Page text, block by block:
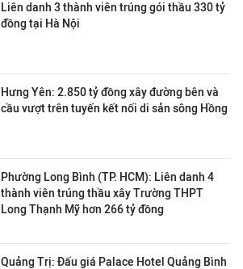
Liên danh 3 thành viên trúng gói thầu 330 tỷ
đồng tại Hà Nội
Hưng Yên: 2.850 tỷ đồng xây đường bên và
cầu vượt trên tuyến kết nối di sản sông Hồng
Phường Long Bình (TP. HCM): Liên danh 4
thành viên trúng thầu xây Trường THPT
Long Thạnh Mỹ hơn 266 tỷ đồng
Quảng Trị: Đấu giá Palace Hotel Quảng Bình